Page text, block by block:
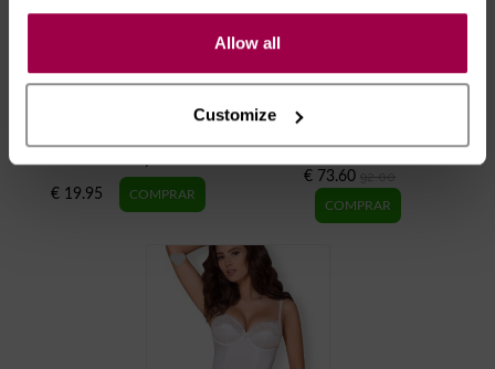
Allow all
Customize
Perfume Feromonas
€ 19.95
€ 73.60 92.00